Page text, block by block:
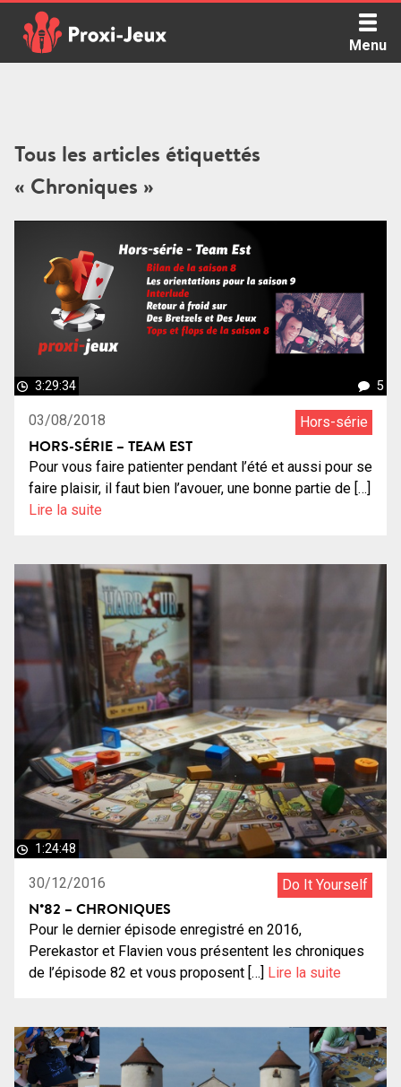
content
Menu
Tous les articles étiquettés
« Chroniques »
3:29:34 5
03/08/2018 Hors-série
HORS-SÉRIE – TEAM EST
Pour vous faire patienter pendant l’été et aussi pour se
faire plaisir, il faut bien l’avouer, une bonne partie de […]
Lire la suite
1:24:48
30/12/2016 Do It Yourself
N°82 – CHRONIQUES
Pour le dernier épisode enregistré en 2016,
Perekastor et Flavien vous présentent les chroniques
de l’épisode 82 et vous proposent […]
Lire la suite